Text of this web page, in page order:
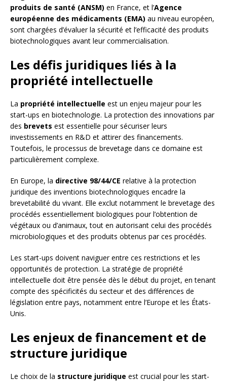
produits de santé (ANSM) en France, et l’Agence
européenne des médicaments (EMA) au niveau européen,
sont chargées d’évaluer la sécurité et l’efficacité des produits
biotechnologiques avant leur commercialisation.
Les défis juridiques liés à la
propriété intellectuelle
La propriété intellectuelle est un enjeu majeur pour les
start-ups en biotechnologie. La protection des innovations par
des brevets est essentielle pour sécuriser leurs
investissements en R&D et attirer des financements.
Toutefois, le processus de brevetage dans ce domaine est
particulièrement complexe.
En Europe, la directive 98/44/CE relative à la protection
juridique des inventions biotechnologiques encadre la
brevetabilité du vivant. Elle exclut notamment le brevetage des
procédés essentiellement biologiques pour l’obtention de
végétaux ou d’animaux, tout en autorisant celui des procédés
microbiologiques et des produits obtenus par ces procédés.
Les start-ups doivent naviguer entre ces restrictions et les
opportunités de protection. La stratégie de propriété
intellectuelle doit être pensée dès le début du projet, en tenant
compte des spécificités du secteur et des différences de
législation entre pays, notamment entre l’Europe et les États-
Unis.
Les enjeux de financement et de
structure juridique
Le choix de la structure juridique est crucial pour les start-